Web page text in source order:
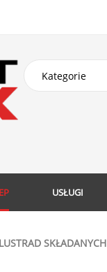
USŁUGI
SKŁADANYCH